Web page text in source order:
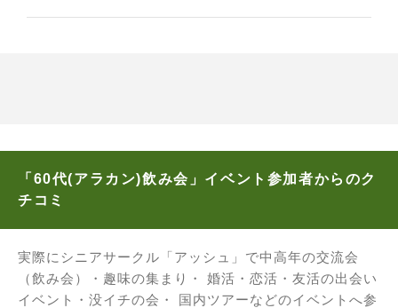
「60代(アラカン)飲み会」イベント参加者からのク
チコミ
実際にシニアサークル「アッシュ」で中高年の交流会
（飲み会）・趣味の集まり・ 婚活・恋活・友活の出会い
イベント・没イチの会・ 国内ツアーなどのイベントへ参